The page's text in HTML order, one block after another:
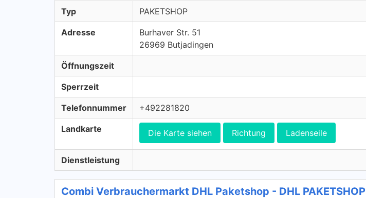
Typ PAKETSHOP
Adresse
Burhaver Str. 51
26969 Butjadingen
Öffnungszeit
Sperrzeit
Telefonnummer +492281820
Landkarte Die Karte siehen Richtung Ladenseile
Dienstleistung
Combi Verbrauchermarkt DHL Paketshop - DHL PAKETSHOP